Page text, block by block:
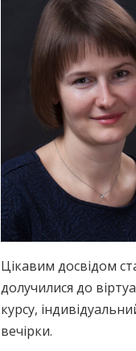
Цікавим досвідом
долучилися до
курсу,
вечірки.